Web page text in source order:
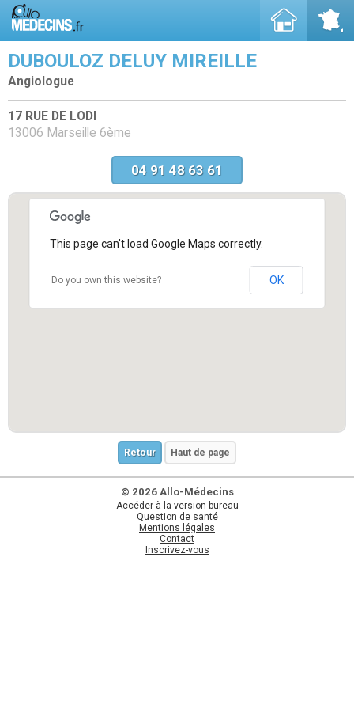
DUBOULOZ DELUY MIREILLE
Angiologue
17 RUE DE LODI
13006 Marseille 6ème
04 91 48 63 61
This page can't load Google Maps correctly.
Do you own this website? OK
Retour Haut de page
© 2026 Allo-Médecins
Accéder à la version bureau
Question de santé
Mentions légales
Contact
Inscrivez-vous